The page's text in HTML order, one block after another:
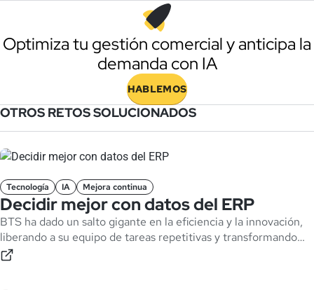
Optimiza tu gestión comercial y anticipa la
demanda con IA
HABLEMOS
OTROS RETOS SOLUCIONADOS
Tecnología IA Mejora continua
Decidir mejor con datos del ERP
BTS ha dado un salto gigante en la eficiencia y la innovación,
liberando a su equipo de tareas repetitivas y transformando
datos en decisiones que impulsan el negocio en tiempo real.